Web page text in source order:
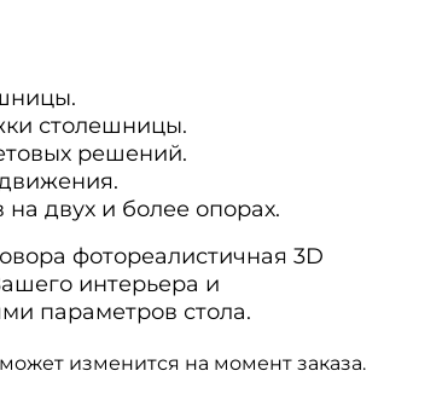
столешницы.
решений.
двух и более опорах.
фотореалистичная 3D
интерьера и
параметров стола.
изменится на момент заказа.